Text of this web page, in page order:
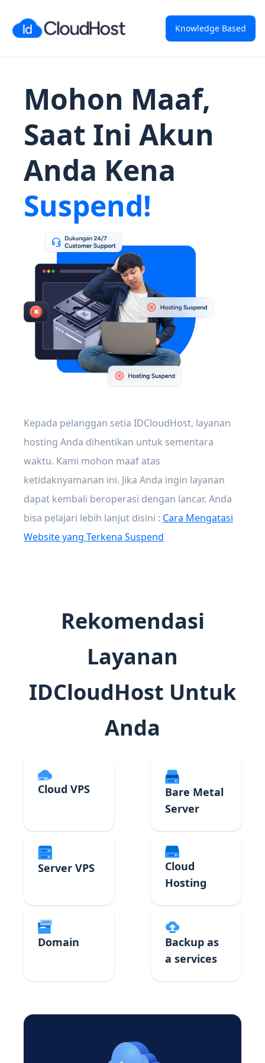
Knowledge Based
Mohon Maaf,
Saat Ini Akun
Anda Kena
Suspend!
Kepada pelanggan setia IDCloudHost, layanan
hosting Anda dihentikan untuk sementara
waktu. Kami mohon maaf atas
ketidaknyamanan ini. Jika Anda ingin layanan
dapat kembali beroperasi dengan lancar. Anda
bisa pelajari lebih lanjut disini : Cara Mengatasi
Website yang Terkena Suspend
Rekomendasi
Layanan
IDCloudHost Untuk
Anda
Cloud VPS
Bare Metal
Server
Server VPS
Cloud
Hosting
Domain
Backup as
a services